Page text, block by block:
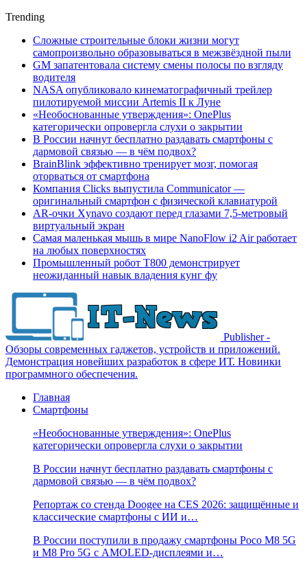
Trending
Сложные строительные блоки жизни могут
самопроизвольно образовываться в межзвёздной пыли
GM запатентовала систему смены полосы по взгляду
водителя
NASA опубликовало кинематографичный трейлер
пилотируемой миссии Artemis II к Луне
«Необоснованные утверждения»: OnePlus
категорически опровергла слухи о закрытии
В России начнут бесплатно раздавать смартфоны с
дармовой связью — в чём подвох?
BrainBlink эффективно тренирует мозг, помогая
оторваться от смартфона
Компания Clicks выпустила Communicator —
оригинальный смартфон с физической клавиатурой
AR-очки Xynavo создают перед глазами 7,5-метровый
виртуальный экран
Самая маленькая мышь в мире NanoFlow i2 Air работает
на любых поверхностях
Промышленный робот Т800 демонстрирует
неожиданный навык владения кунг фу
Publisher -
Обзоры современных гаджетов, устройств и приложений.
Демонстрация новейших разработок в сфере ИТ. Новинки
программного обеспечения.
Главная
Смартфоны
«Необоснованные утверждения»: OnePlus
категорически опровергла слухи о закрытии
В России начнут бесплатно раздавать смартфоны с
дармовой связью — в чём подвох?
Репортаж со стенда Doogee на CES 2026: защищённые и
классические смартфоны с ИИ и…
В России поступили в продажу смартфоны Poco M8 5G
и M8 Pro 5G с AMOLED-дисплеями и…